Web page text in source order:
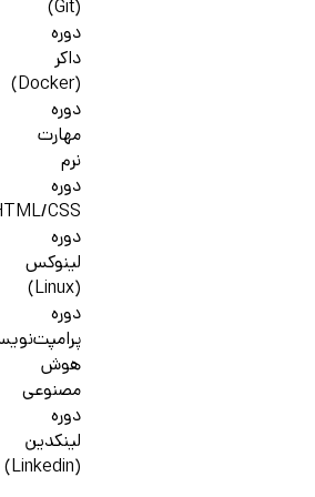
(Git)
دوره
داکر
(Docker)
دوره
مهارت
نرم
دوره
CSS
دوره
لینوکس
(Linux)
دوره
هوش
مصنوعی
دوره
لینکدین
(Linkedin)